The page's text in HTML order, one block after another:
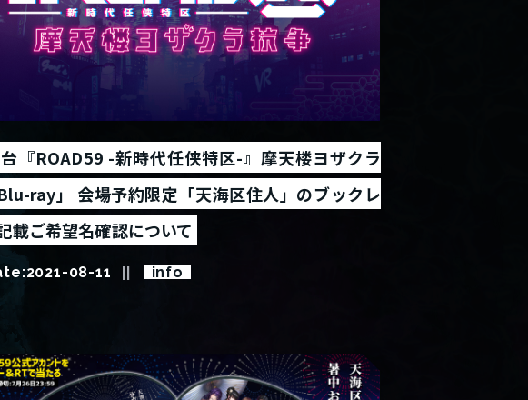
台『ROAD59 -新時代任侠特区-』摩天楼ヨザクラ
ray」 会場予約限定「天海区住人」のブックレ
載ご希望名確認について
2021-08-11 info